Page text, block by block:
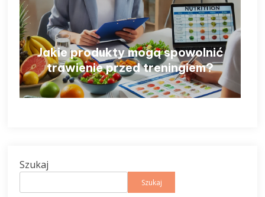
Jakie produkty mogą spowolnić
trawienie przed treningiem?
Szukaj
Szukaj